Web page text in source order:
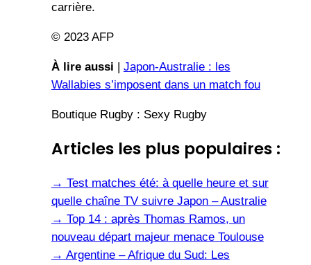
carrière.
© 2023 AFP
À lire aussi | Japon-Australie : les
Wallabies s’imposent dans un match fou
Boutique Rugby : Sexy Rugby
Articles les plus populaires :
→ Test matches été: à quelle heure et sur
quelle chaîne TV suivre Japon – Australie
→ Top 14 : après Thomas Ramos, un
nouveau départ majeur menace Toulouse
→ Argentine – Afrique du Sud: Les